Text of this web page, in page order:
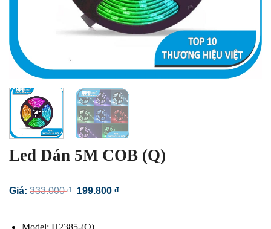
Led Dán 5M COB (Q)
Giá: 333.000đ
Giá
199.800 đGiá